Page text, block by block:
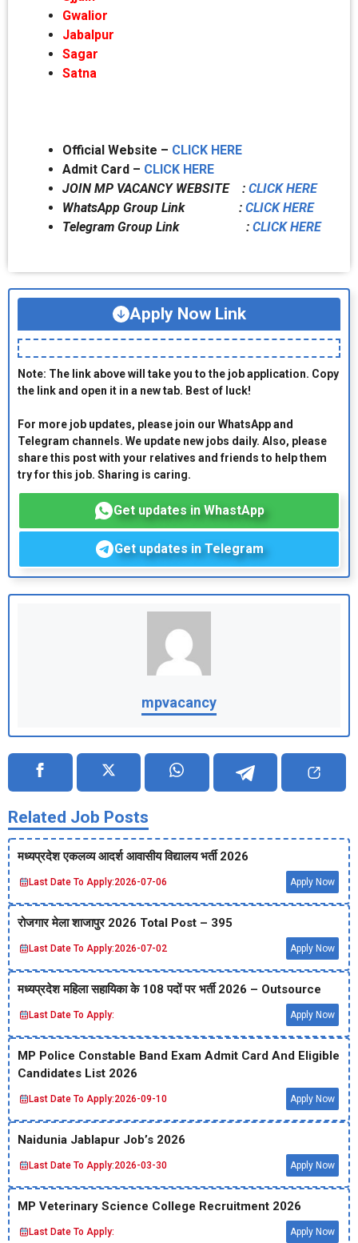
Gwalior
Jabalpur
Sagar
Satna
Official Website – CLICK HERE
Admit Card – CLICK HERE
JOIN MP VACANCY WEBSITE : CLICK HERE
WhatsApp Group Link : CLICK HERE
Telegram Group Link : CLICK HERE
Apply Now Link
Note: The link above will take you to the job application. Copy
the link and open it in a new tab. Best of luck!
For more job updates, please join our WhatsApp and
Telegram channels. We update new jobs daily. Also, please
share this post with your relatives and friends to help them
try for this job. Sharing is caring.
Get updates in WhastApp
Get updates in Telegram
mpvacancy
Related Job Posts
मध्‍यप्रदेश एकलव्‍य आदर्श आवासीय विद्यालय भर्ती 2026
Last Date To Apply:2026-07-06 Apply Now
रोजगार मेला शाजापुर 2026 Total Post – 395
Last Date To Apply:2026-07-02 Apply Now
मध्‍यप्रदेश महिला सहायिका के 108 पदों पर भर्ती 2026 – Outsource
Last Date To Apply: Apply Now
MP Police Constable Band Exam Admit Card And Eligible
Candidates List 2026
Last Date To Apply:2026-09-10 Apply Now
Naidunia Jablapur Job’s 2026
Last Date To Apply:2026-03-30 Apply Now
MP Veterinary Science College Recruitment 2026
Last Date To Apply: Apply Now